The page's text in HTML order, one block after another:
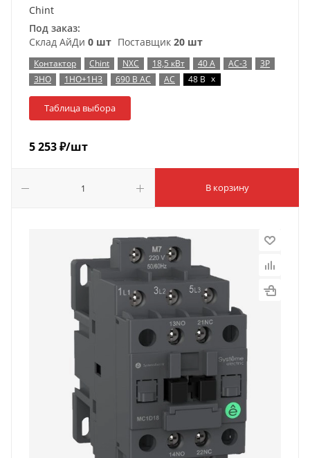
Chint
Под заказ:
Склад АйДи 0 шт Поставщик 20 шт
Контактор Chint NXC 18,5 кВт 40 А AC-3
3P
3НО
1НО+1НЗ 690 В AC AC 48 В x
Таблица выбора
5 253₽/шт
В корзину